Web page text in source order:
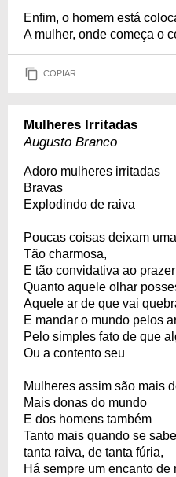
Enfim, o homem está
A mulher, onde começa o
COPIAR
Mulheres Irritadas
Augusto Branco
Adoro mulheres irritadas
Bravas
Explodindo de raiva
Poucas coisas deixam
Tão charmosa,
E tão convidativa ao prazer
Quanto aquele olhar
Aquele ar de que vai
E mandar o mundo pelos
Pelo simples fato de que
Ou a contento seu
Mulheres assim são mais
Mais donas do mundo
E dos homens também
Tanto mais quando se
tanta raiva, de tanta fúria,
Há sempre um encanto de